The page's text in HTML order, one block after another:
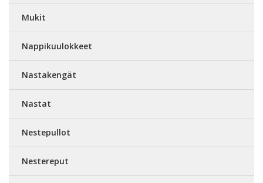
Mukit
Nappikuulokkeet
Nastakengät
Nastat
Nestepullot
Nestereput